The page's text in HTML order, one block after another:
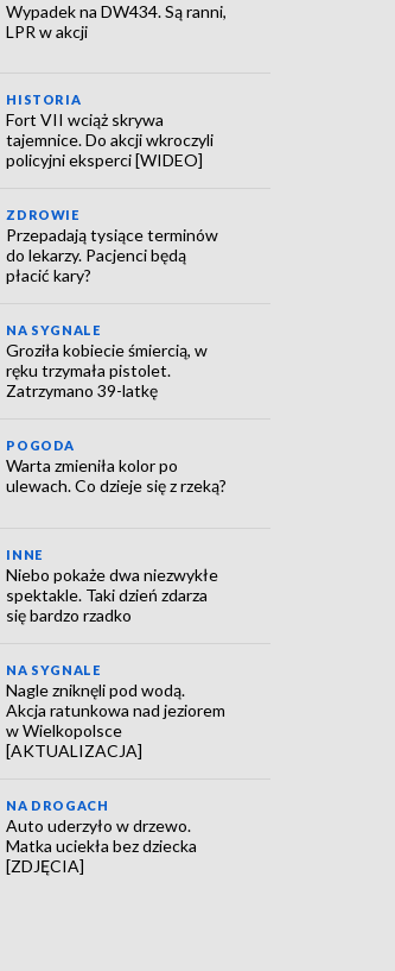
Wypadek na DW434. Są ranni,
LPR w akcji
HISTORIA
Fort VII wciąż skrywa
tajemnice. Do akcji wkroczyli
policyjni eksperci [WIDEO]
ZDROWIE
Przepadają tysiące terminów
do lekarzy. Pacjenci będą
płacić kary?
NA SYGNALE
Groziła kobiecie śmiercią, w
ręku trzymała pistolet.
Zatrzymano 39-latkę
POGODA
Warta zmieniła kolor po
ulewach. Co dzieje się z rzeką?
INNE
Niebo pokaże dwa niezwykłe
spektakle. Taki dzień zdarza
się bardzo rzadko
NA SYGNALE
Nagle zniknęli pod wodą.
Akcja ratunkowa nad jeziorem
w Wielkopolsce
[AKTUALIZACJA]
NA DROGACH
Auto uderzyło w drzewo.
Matka uciekła bez dziecka
[ZDJĘCIA]